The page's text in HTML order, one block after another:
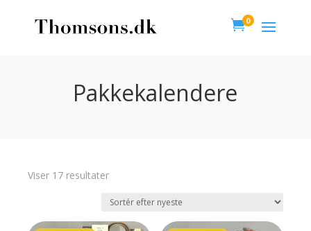
0
Pakkekalendere
Viser 17 resultaterSorteret
seneste